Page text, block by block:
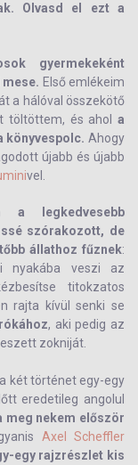
Olvasd el ezt a
gyermekeként
Első emlékeim
a hálóval összekötő
töltöttem, és ahol a
könyvespolc. Ahogy
újabb és újabb
vel.
a legkedvesebb
szórakozott, de
állathoz fűznek:
nyakába veszi az
titokzatos
rajta kívül senki se
, aki pedig az
zokniját.
két történet egy-egy
eredetileg angolul
meg nekem először
Axel Scheffler
egy rajzrészlet kis